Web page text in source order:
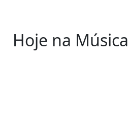
Hoje na Música